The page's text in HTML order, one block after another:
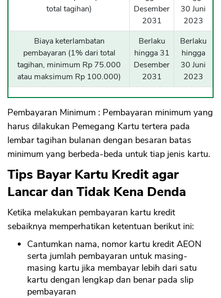
total tagihan)
Desember
2031
30 Juni
2023
Biaya keterlambatan
pembayaran (1% dari total
tagihan, minimum Rp 75.000
atau maksimum Rp 100.000)
Berlaku
hingga 31
Desember
2031
Berlaku
hingga
30 Juni
2023
Pembayaran Minimum : Pembayaran minimum yang
harus dilakukan Pemegang Kartu tertera pada
lembar tagihan bulanan dengan besaran batas
minimum yang berbeda-beda untuk tiap jenis kartu.
Tips Bayar Kartu Kredit agar
Lancar dan Tidak Kena Denda
Ketika melakukan pembayaran kartu kredit
sebaiknya memperhatikan ketentuan berikut ini:
Cantumkan nama, nomor kartu kredit AEON
serta jumlah pembayaran untuk masing-
masing kartu jika membayar lebih dari satu
kartu dengan lengkap dan benar pada slip
pembayaran